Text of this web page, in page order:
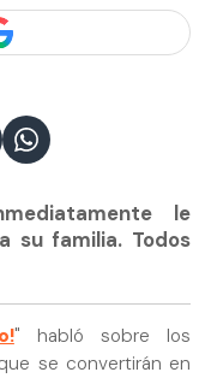
le
su familia. Todos
" habló sobre los
se convertirán en